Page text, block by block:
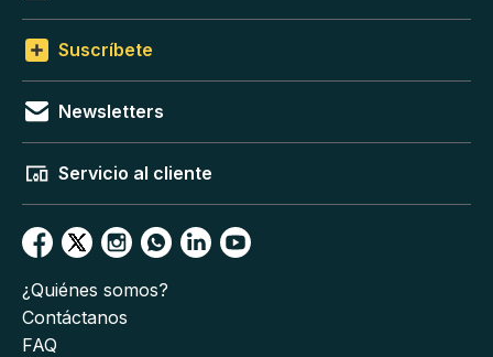
Suscríbete
Newsletters
Servicio al cliente
¿Quiénes somos?
Contáctanos
FAQ